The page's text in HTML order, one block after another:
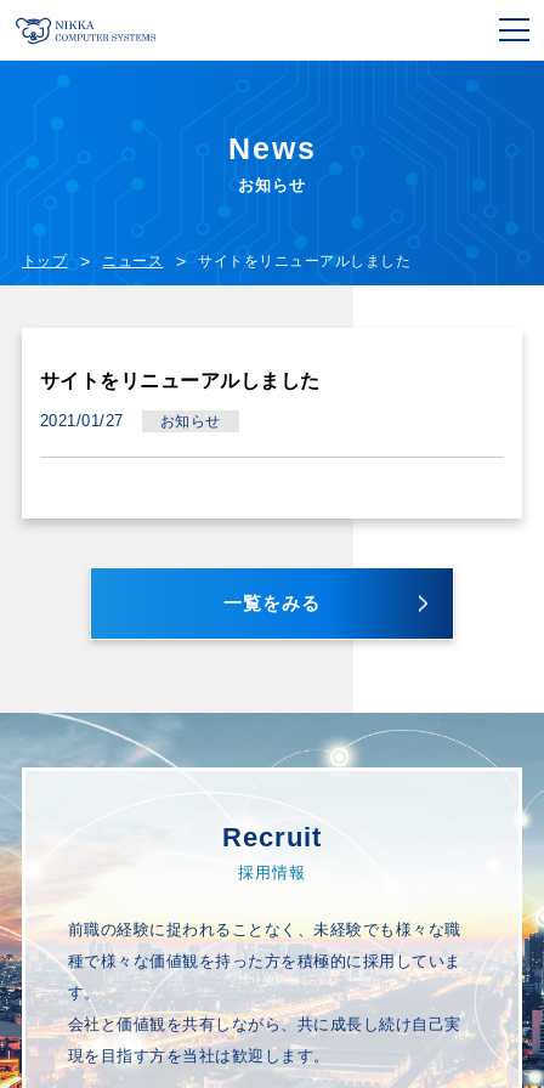
News
お知らせ
トップ ニュース サイトをリニューアルしました
サイトをリニューアルしました
2021/01/27 お知らせ
一覧をみる
Recruit
採用情報
前職の経験に捉われることなく、未経験でも様々な職
種で様々な価値観を持った方を積極的に採用していま
す。
会社と価値観を共有しながら、共に成長し続け自己実
現を目指す方を当社は歓迎します。